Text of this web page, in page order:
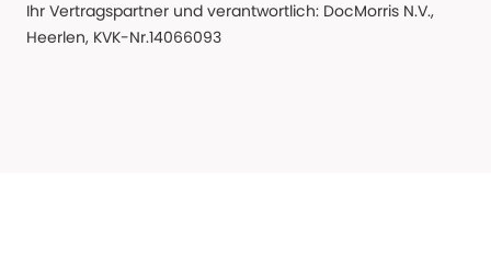
Ihr Vertragspartner und verantwortlich: DocMorris N.V.,
Heerlen, KVK-Nr.14066093